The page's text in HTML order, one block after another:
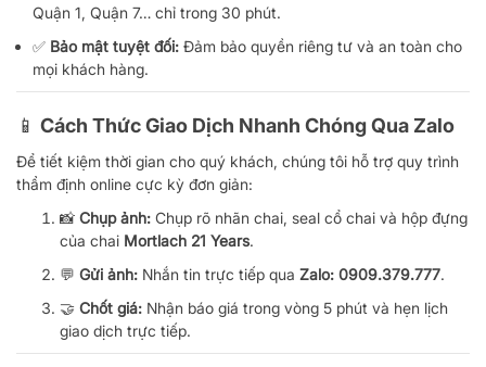
Quận 1, Quận 7… chỉ trong 30 phút.
✅ Bảo mật tuyệt đối: Đảm bảo quyền riêng tư và an toàn cho
mọi khách hàng.
📱 Cách Thức Giao Dịch Nhanh Chóng Qua Zalo
Để tiết kiệm thời gian cho quý khách, chúng tôi hỗ trợ quy trình
thẩm định online cực kỳ đơn giản:
📸 Chụp ảnh: Chụp rõ nhãn chai, seal cổ chai và hộp đựng
của chai Mortlach 21 Years.
💬 Gửi ảnh: Nhắn tin trực tiếp qua Zalo: 0909.379.777.
🤝 Chốt giá: Nhận báo giá trong vòng 5 phút và hẹn lịch
giao dịch trực tiếp.